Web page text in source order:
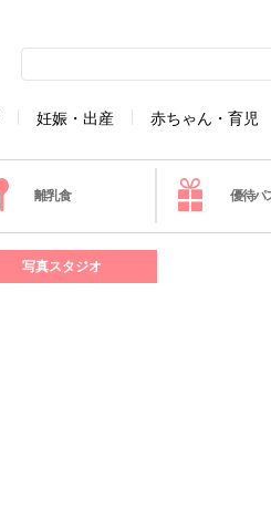
妊娠・出産 赤ちゃん・育児
離乳食 優待パ
写真スタジオ